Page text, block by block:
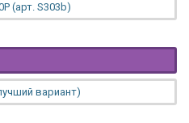
(арт. S303b)
вариант)